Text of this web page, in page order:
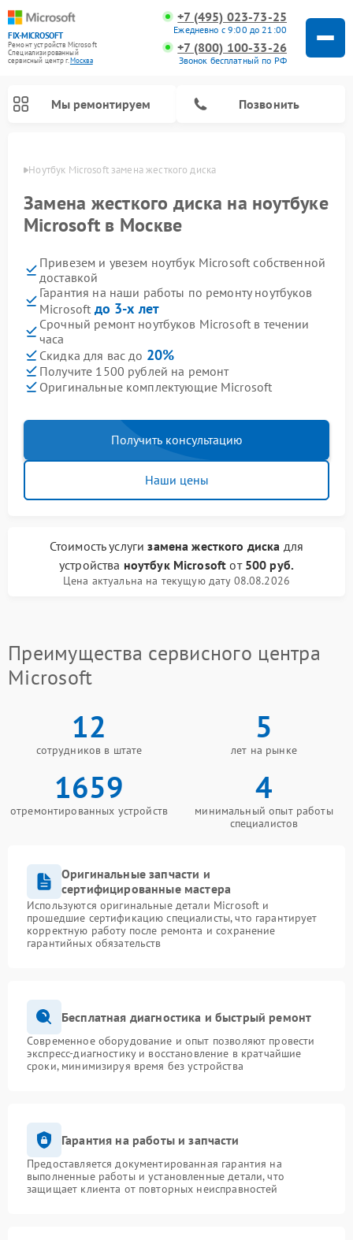
FIX-MICROSOFT
Ремонт устройств Microsoft
Специализированный
cервисный центр г.Москва
+7 (495) 023-73-25
Ежедневно с 9:00 до 21:00
+7 (800) 100-33-26
Звонок бесплатный по РФ
Мы ремонтируем Позвонить
Ноутбук Microsoft замена жесткого диска
Замена жесткого диска на ноутбуке
Microsoft в Москве
Привезем и увезем ноутбук Microsoft собственной
доставкой
Гарантия на наши работы по ремонту ноутбуков
Microsoft до 3-х лет
Срочный ремонт ноутбуков Microsoft в течении
часа
Скидка для вас до 20%
Получите 1500 рублей на ремонт
Оригинальные комплектующие Microsoft
Получить консультацию
Наши цены
Стоимость услугизамена жесткого диска для
устройства ноутбук Microsoft от 500 руб.
Цена актуальна на текущую дату 08.08.2026
Преимущества сервисного центра
Microsoft
12
сотрудников в штате
5
лет на рынке
1659
отремонтированных устройств
4
минимальный опыт работы
специалистов
Оригинальные запчасти и
сертифицированные мастера
Используются оригинальные детали Microsoft и
прошедшие сертификацию специалисты, что гарантирует
корректную работу после ремонта и сохранение
гарантийных обязательств
Бесплатная диагностика и быстрый ремонт
Современное оборудование и опыт позволяют провести
экспресс-диагностику и восстановление в кратчайшие
сроки, минимизируя время без устройства
Гарантия на работы и запчасти
Предоставляется документированная гарантия на
выполненные работы и установленные детали, что
защищает клиента от повторных неисправностей